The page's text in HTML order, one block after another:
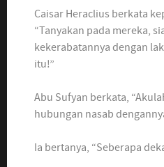
Caisar Heraclius berkata
“Tanyakan pada mereka,
kekerabatannya dengan
itu!”
Abu Sufyan berkata,
hubungan nasab
Ia bertanya, “Seberapa